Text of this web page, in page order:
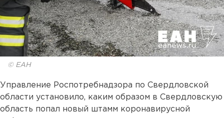
© ЕАН
Управление Роспотребнадзора по Свердловской
области установило, каким образом в Свердловскую
область попал новый штамм коронавирусной